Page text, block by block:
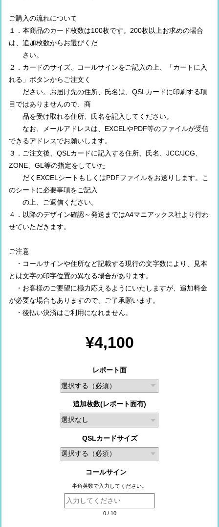
ご購入の流れについて
１．本商品のカード枚数は100枚です。200枚以上お求めの場合
は、追加枚数からお選びくだ
さい。
２．カードのサイズ、コールサインをご記入の上、「カートに入
れる」ボタンからご注文く
ださい。お届け先の住所、氏名は、QSLカードに印刷する項
目ではありませんので、商
品を受け取れる住所、氏名を記入してください。
なお、メールアドレスは、EXCELやPDF等のファイルが受信
できるアドレスでお願いします。
３．ご注文後、QSLカードに記入する住所、氏名、JCC/JCG、
ZONE、GL等の指定をしていた
だくEXCELシートもしくはPDFファイルをお送りします。こ
のシートに必要事項をご記入
の上、ご返信ください。
４．以降のデザイン確認～発送まではA4マニアックス社より行わ
せていただきます。
ご注意
・コールサインや住所など記載する現行の文字数により、見本
とは文字の印字位置の異なる場合があります。
・お客様のご要望に極力応えるようにいたしますが、追加料金
が必要な場合もありますので、ご了承願います。
・後払い決済はご利用になれません。
¥4,100
レポート面
追加枚数(レポート面有)
QSLカードサイズ
コールサイン
半角英数で入力してください。
0/ 10